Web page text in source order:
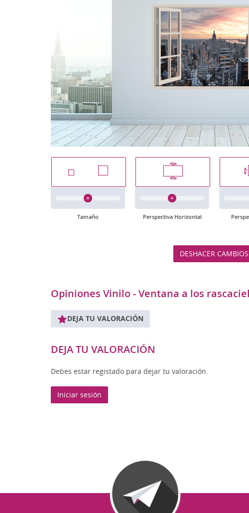
Tamaño Perspectiva Horizontal
DESHACER CAMBIOS
Opiniones Vinilo - Ventana a los
DEJA TU VALORACIÓN
DEJA TU VALORACIÓN
Debes estar registado para dejar tu valoración.
Iniciar sesión